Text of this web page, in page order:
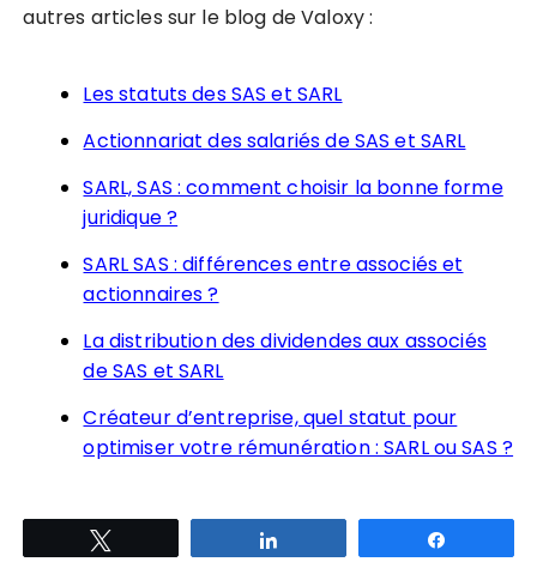
autres articles sur le blog de Valoxy :
Les statuts des SAS et SARL
Actionnariat des salariés de SAS et SARL
SARL, SAS : comment choisir la bonne forme
juridique ?
SARL SAS : différences entre associés et
actionnaires ?
La distribution des dividendes aux associés
de SAS et SARL
Créateur d’entreprise, quel statut pour
optimiser votre rémunération : SARL ou SAS ?